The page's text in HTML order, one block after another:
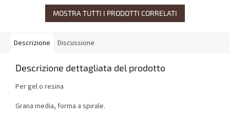
MOSTRA TUTTI I PRODOTTI CORRELATI
Descrizione Discussione
Descrizione dettagliata del prodotto
Per gel o resina
Grana media, forma a spirale.